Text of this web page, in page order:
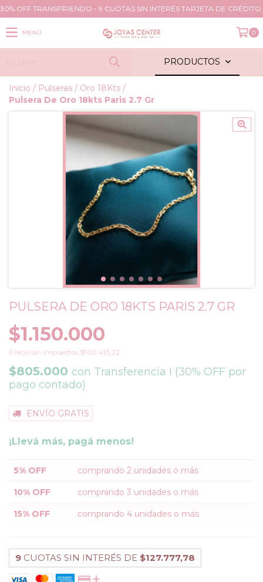
30% OFF TRANSFIRIENDO - 9 CUOTAS SIN INTERÉS TARJETA DE CRÉDITO.
MENÚ 0
PRODUCTOS
Inicio / Pulseras / Oro 18Kts /
Pulsera De Oro 18kts Paris 2.7 Gr
PULSERA DE ORO 18KTS PARIS 2.7 GR
$1.150.000
Precio sin impuestos $950.413,22
$805.000 con Transferencia I (30% OFF por
pago contado)
ENVÍO GRATIS
¡Llevá más, pagá menos!
5% OFF comprando 2 unidades o más
10% OFF comprando 3 unidades o más
15% OFF comprando 4 unidades o más
9 CUOTAS SIN INTERÉS DE $127.777,78